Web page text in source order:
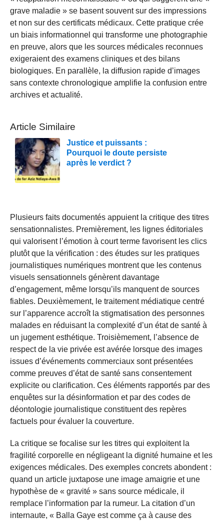
grave maladie » se basent souvent sur des impressions
et non sur des certificats médicaux. Cette pratique crée
un biais informationnel qui transforme une photographie
en preuve, alors que les sources médicales reconnues
exigeraient des examens cliniques et des bilans
biologiques. En parallèle, la diffusion rapide d’images
sans contexte chronologique amplifie la confusion entre
archives et actualité.
Article Similaire
Justice et puissants :
Pourquoi le doute persiste
après le verdict ?
Plusieurs faits documentés appuient la critique des titres
sensationnalistes. Premièrement, les lignes éditoriales
qui valorisent l’émotion à court terme favorisent les clics
plutôt que la vérification : des études sur les pratiques
journalistiques numériques montrent que les contenus
visuels sensationnels génèrent davantage
d’engagement, même lorsqu’ils manquent de sources
fiables. Deuxièmement, le traitement médiatique centré
sur l’apparence accroît la stigmatisation des personnes
malades en réduisant la complexité d’un état de santé à
un jugement esthétique. Troisièmement, l’absence de
respect de la vie privée est avérée lorsque des images
issues d’événements commerciaux sont présentées
comme preuves d’état de santé sans consentement
explicite ou clarification. Ces éléments rapportés par des
enquêtes sur la désinformation et par des codes de
déontologie journalistique constituent des repères
factuels pour évaluer la couverture.
La critique se focalise sur les titres qui exploitent la
fragilité corporelle en négligeant la dignité humaine et les
exigences médicales. Des exemples concrets abondent :
quand un article juxtapose une image amaigrie et une
hypothèse de « gravité » sans source médicale, il
remplace l’information par la rumeur. La citation d’un
internaute, « Balla Gaye est comme ça à cause des